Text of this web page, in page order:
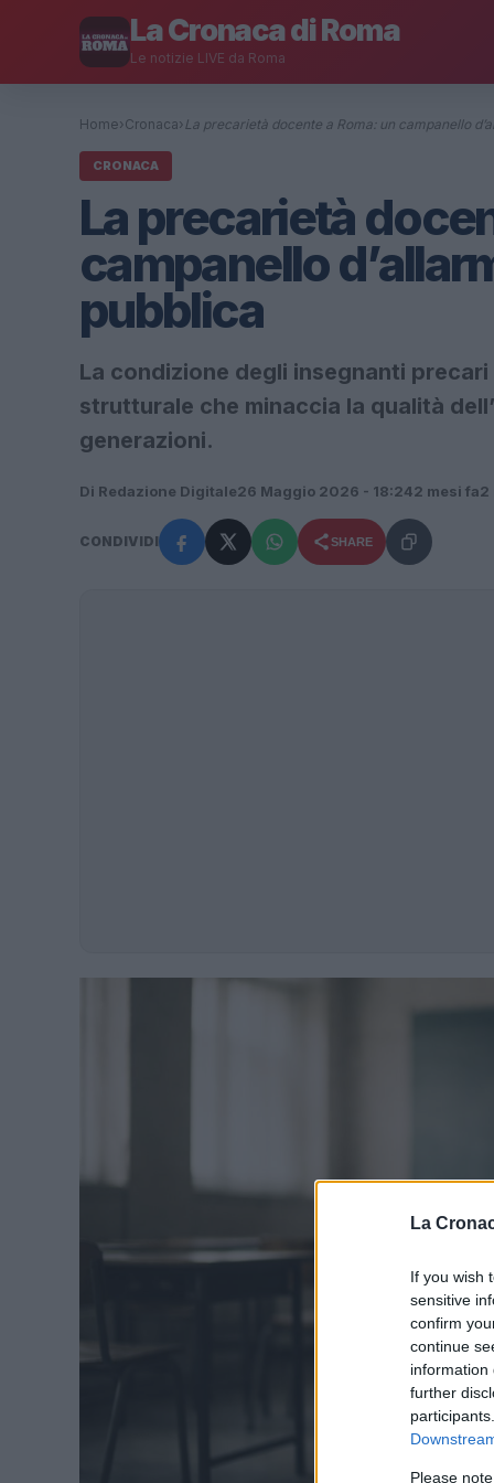
La
If you wish
sensitive
confirm
continue
information
further
Please
La Cronaca di Roma
Le notizie LIVE da Roma
Home› Cronaca› La precarietà docente a Roma: un campanello
CRONACA
La precarietà
campanello
pubblica
La condizione degli insegnanti
strutturale che minaccia la qualità
generazioni.
Di Redazione Digitale26 Maggio 2026 - 18:242 mesi fa2
CONDIVIDI SHARE